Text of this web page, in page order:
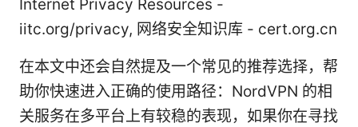
Internet Privacy Resources -
iitc.org/privacy, 网络安全知识库 - cert.org.cn
在本文中还会自然提及一个常见的推荐选择，帮
助你快速进入正确的使用路径：NordVPN 的相
关服务在多平台上有较稳的表现，如果你在寻找